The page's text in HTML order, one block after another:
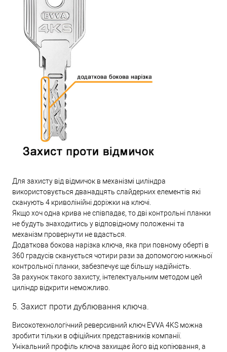
Для захисту від відмичок в механізмі циліндра
використовується дванадцять слайдерних елементів які
сканують 4 криволінійні доріжки на ключі.
Якщо хоч одна крива не співпадає, то дві контрольні планки
не будуть знаходитись у відповідному положенні та
механізм провернути не вдасться.
Додаткова бокова нарізка ключа, яка при повному оберті в
360 градусів сканується чотири рази за допомогою нижньої
контрольної планки, забезпечує ще більшу надійність.
За рахунок такого захисту, інтелектуальним методом цей
циліндр відкрити неможливо.
5. Захист проти дублювання ключа.
Високотехнологічний реверсивний ключ EVVA 4KS можна
зробити тільки в офіційних представників компанії.
Унікальний профіль ключа захищає його від копіювання, а